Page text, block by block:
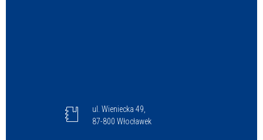
ul. Wieniecka 49,
87-800 Włocławek